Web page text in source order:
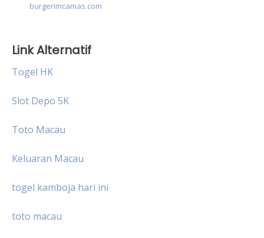
burgerimcamas.com
Link Alternatif
Togel HK
Slot Depo 5K
Toto Macau
Keluaran Macau
togel kamboja hari ini
toto macau